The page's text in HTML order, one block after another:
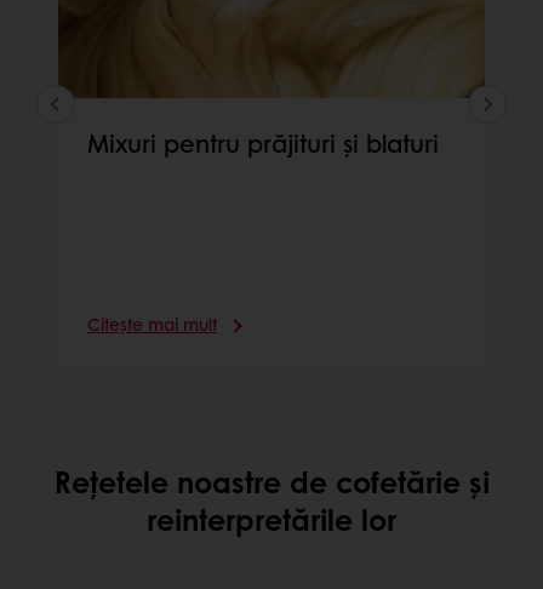
Mixuri pentru prăjituri și blaturi
Citește mai mult
Rețetele noastre de cofetărie și
reinterpretările lor